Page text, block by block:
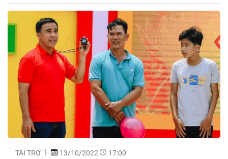
nhà”.
TÀI TRỢ 13/10/2022 17:00